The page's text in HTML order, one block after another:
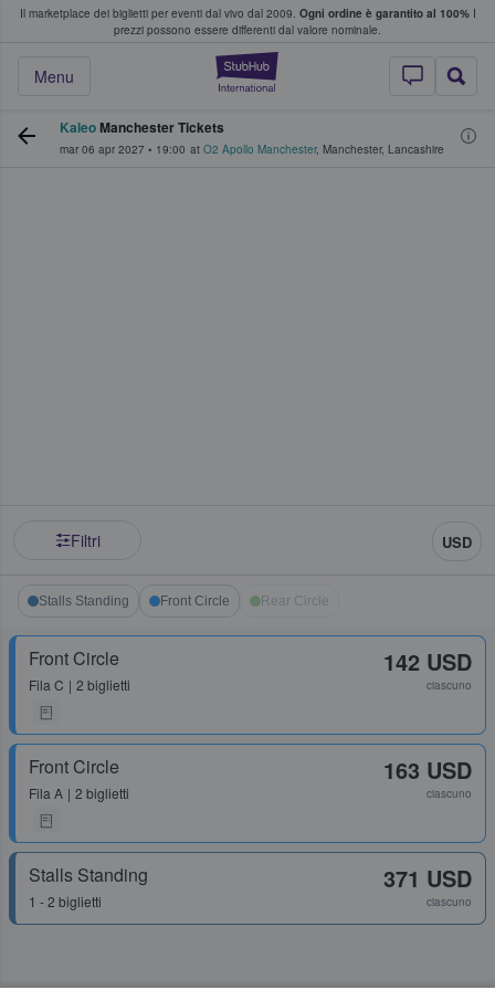
Il marketplace dei biglietti per eventi dal vivo dal 2009. Ogni ordine è garantito al 100%I
prezzi possono essere differenti dal valore nominale.
StubHub - Dove
Menu
fan comprano e vendono biglietti
KaleoManchester Tickets
mar 06 apr 2027 • 19:00 at O2 Apollo Manchester, Manchester, Lancashire
Filtri USD
Stalls Standing Front Circle Rear Circle
Front Circle
Fila C 2 biglietti
142 USD
ciascuno
Front Circle
Fila A 2 biglietti
163 USD
ciascuno
Stalls Standing
1 - 2 biglietti
371 USD
ciascuno